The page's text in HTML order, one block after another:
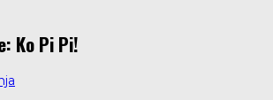
Ko Pi Pi!